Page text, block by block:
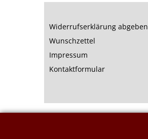
Widerrufserklärung abgeben
Wunschzettel
Impressum
Kontaktformular